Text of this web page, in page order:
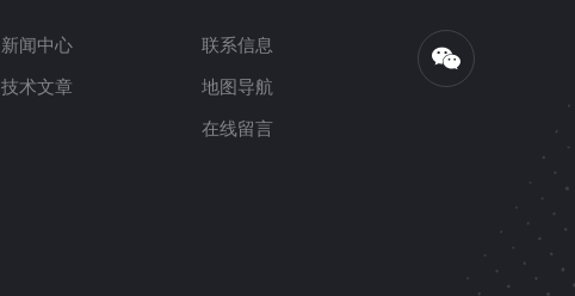
新闻中心
技术文章
联系信息
地图导航
在线留言